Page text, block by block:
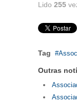
Lido 255
Tag
Outras